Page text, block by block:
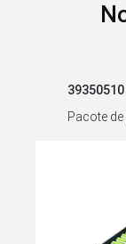
39350510
Pacote